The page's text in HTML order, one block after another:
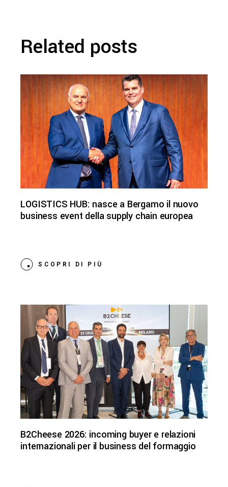
Related posts
LOGISTICS HUB: nasce a Bergamo il nuovo
business event della supply chain europea
SCOPRI DI PIÙ
B2Cheese 2026: incoming buyer e relazioni
internazionali per il business del formaggio